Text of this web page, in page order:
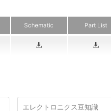
Schematic Part List
エレクトロニクス豆知識